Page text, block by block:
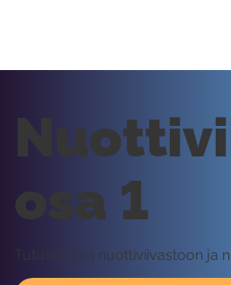
osa 1
Tutustutaan nuottiviivastoon ja